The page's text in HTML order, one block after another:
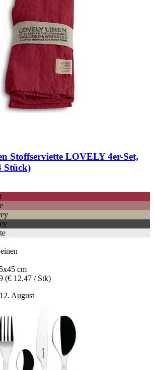
Stoffserviette LOVELY 4er-​Set,
Stück)
cm
(€ 12,47 / Stk)
August